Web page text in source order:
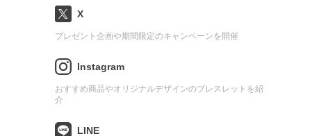
X
プレゼント企画や期間限定のキャンペーンを開催
Instagram
おすすめ商品やオリジナルデザインのブレスレットを紹
介
LINE